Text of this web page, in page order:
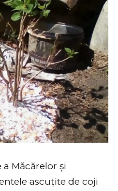
Măcărelor și
ascuțite de coji